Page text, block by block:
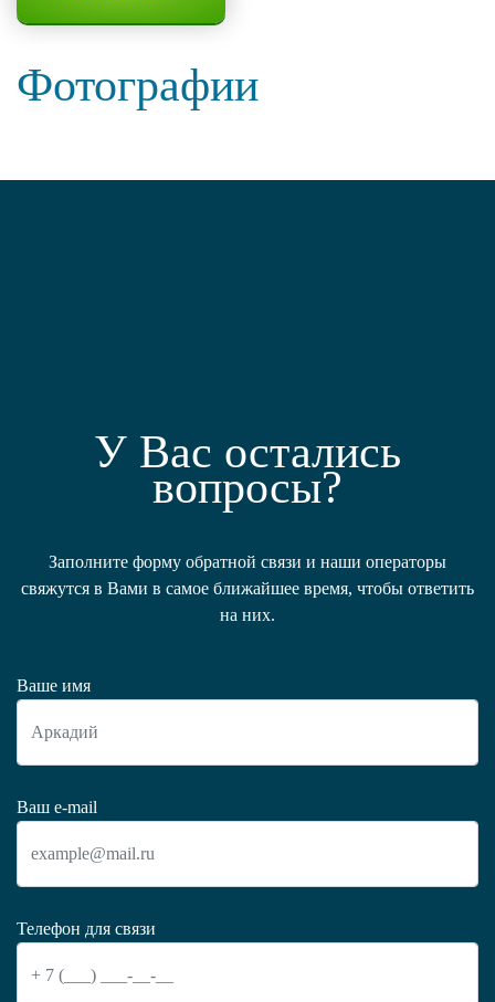
Фотографии
У Вас остались
вопросы?
Заполните форму обратной связи и наши операторы
свяжутся в Вами в самое ближайшее время, чтобы ответить
на них.
Ваше имя
Ваш e-mail
Телефон для связи